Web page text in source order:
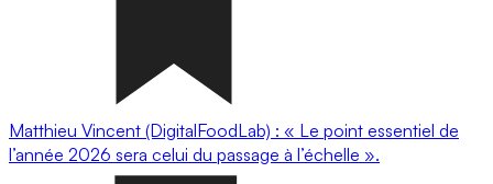
Matthieu Vincent (DigitalFoodLab) : « Le point essentiel de
l’année 2026 sera celui du passage à l’échelle ».